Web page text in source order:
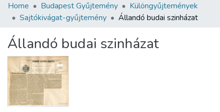
Communities & Collections
Statistics
About us
Home Budapest Gyűjtemény
Különgyűjtemények
Sajtókivágat-gyűjtemény
Állandó budai szinházat
Állandó budai szinházat